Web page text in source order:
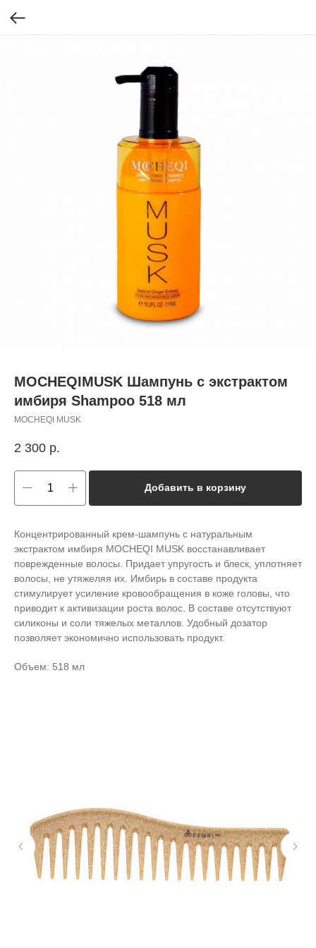
MOCHEQIMUSK Шампунь с экстрактом
имбиря Shampoo 518 мл
MOCHEQI MUSK
2 300 р.
Добавить в корзину
Концентрированный крем-шампунь с натуральным
экстрактом имбиря MOCHEQI MUSK восстанавливает
поврежденные волосы. Придает упругость и блеск, уплотняет
волосы, не утяжеляя их. Имбирь в составе продукта
стимулирует усиление кровообращения в коже головы, что
приводит к активизации роста волос. В составе отсутствуют
силиконы и соли тяжелых металлов. Удобный дозатор
позволяет экономично использовать продукт.
Объем: 518 мл